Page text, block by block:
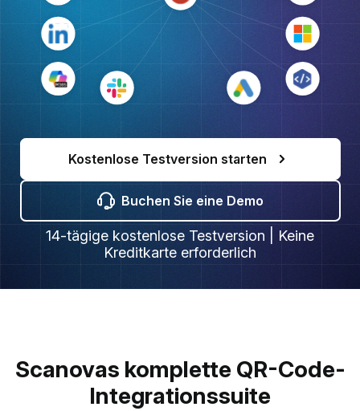
Kostenlose Testversion starten
Buchen Sie eine Demo
14-tägige kostenlose Testversion | Keine
Kreditkarte erforderlich
Scanovas komplette QR-Code-
Integrationssuite